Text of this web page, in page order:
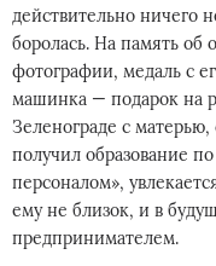
действительно ничего
боролась. На память об
фотографии, медаль с
машинка — подарок на
Зеленограде с
получил образование
персоналом»,
ему не близок, и в
предпринимателем.